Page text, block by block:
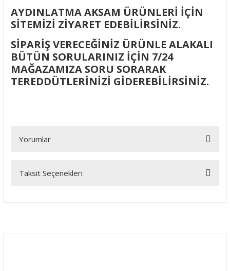
AYDINLATMA AKSAM ÜRÜNLERİ İÇİN
SİTEMİZİ ZİYARET EDEBİLİRSİNİZ.
SİPARİŞ VERECEĞİNİZ ÜRÜNLE ALAKALI
BÜTÜN SORULARINIZ İÇİN 7/24
MAĞAZAMIZA SORU SORARAK
TEREDDÜTLERİNİZİ GİDEREBİLİRSİNİZ.
Yorumlar
Bu ürüne ilk yorumu siz yapın!
Taksit Seçenekleri